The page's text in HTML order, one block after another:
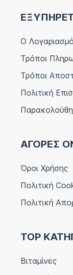
Ο
Τρόποι
Τρόποι
Πολιτική
ΑΓΟΡΕΣ
Όροι Χρήσης
Πολιτική
Πολιτική
TOP
Βιταμίνες